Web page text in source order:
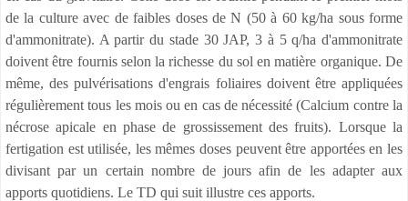
de la culture avec de faibles doses de N (50 à 60 kg/ha sous forme
d'ammonitrate). A partir du stade 30 JAP, 3 à 5 q/ha d'ammonitrate
doivent être fournis selon la richesse du sol en matière organique. De
même, des pulvérisations d'engrais foliaires doivent être appliquées
régulièrement tous les mois ou en cas de nécessité (Calcium contre la
nécrose apicale en phase de grossissement des fruits). Lorsque la
fertigation est utilisée, les mêmes doses peuvent être apportées en les
divisant par un certain nombre de jours afin de les adapter aux
apports quotidiens. Le TD qui suit illustre ces apports.